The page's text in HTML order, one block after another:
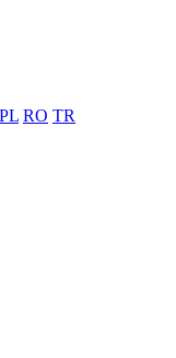
PL RO TR